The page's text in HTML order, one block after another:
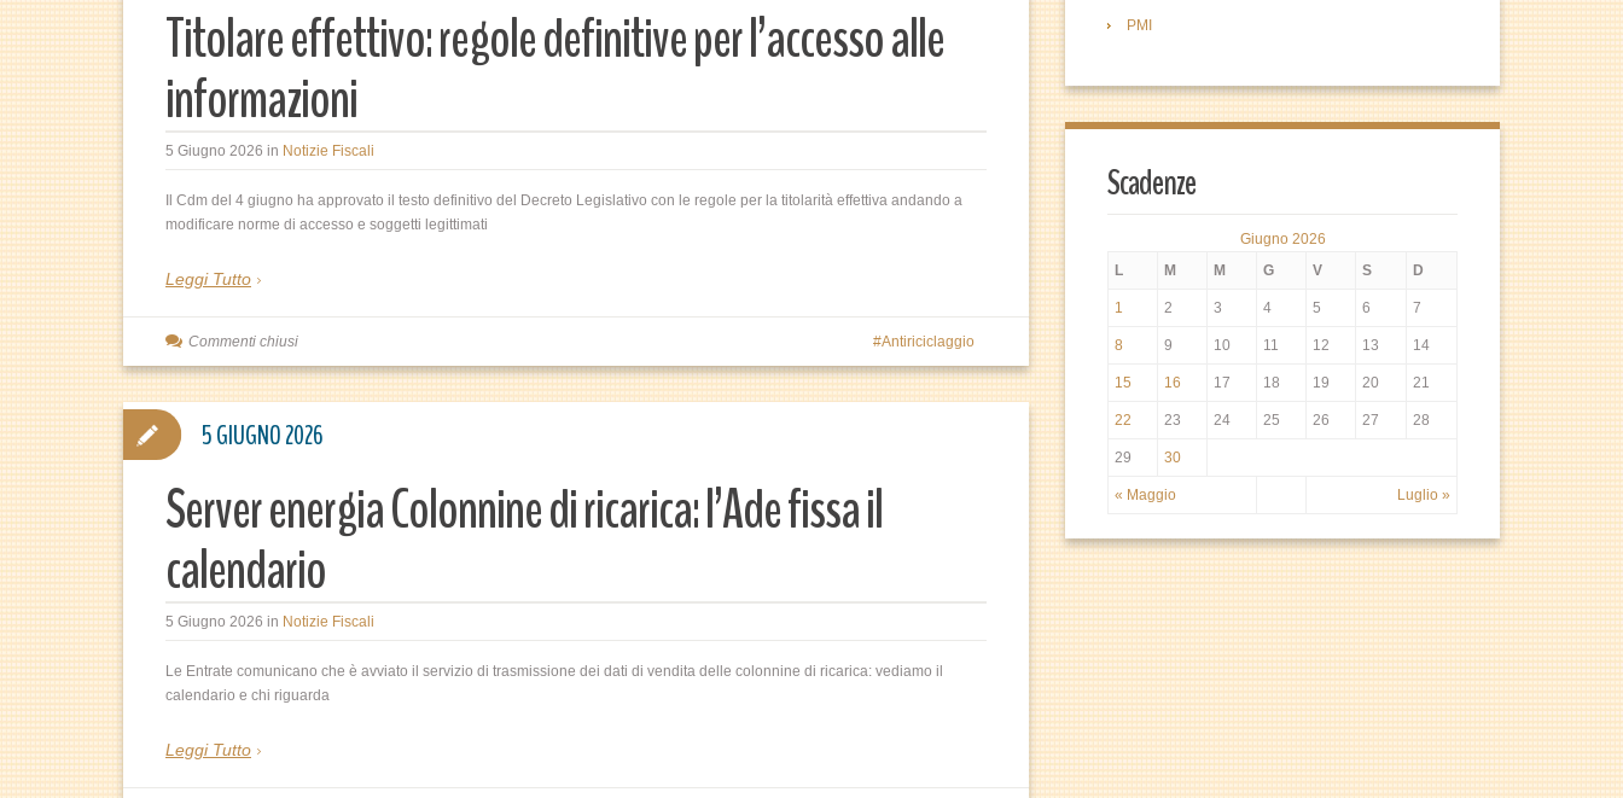
Titolare effettivo: regole definitive per l’accesso alle
informazioni
5 Giugno 2026 in Notizie Fiscali
Il Cdm del 4 giugno ha approvato il testo definitivo del Decreto Legislativo con le regole per la titolarità effettiva andando a
modificare norme di accesso e soggetti legittimati
Leggi Tutto
Antiriciclaggio
Commenti chiusi
Server energia Colonnine di ricarica: l’Ade fissa il
calendario
5 Giugno 2026 in Notizie Fiscali
Le Entrate comunicano che è avviato il servizio di trasmissione dei dati di vendita delle colonnine di ricarica: vediamo il
calendario e chi riguarda
Leggi Tutto
5 GIUGNO 2026
PMI
Scadenze
Giugno 2026
L
M M G V S D
« Maggio Luglio »
1 2 3 4 5 6 7
8 9 10 11 12 13 14
15 16 17 18 19 20 21
22 23 24 25 26 27 28
29 30